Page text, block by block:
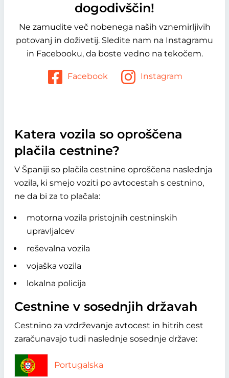
dogodivščin!
Ne zamudite več nobenega naših vznemirljivih
potovanj in doživetij. Sledite nam na Instagramu
in Facebooku, da boste vedno na tekočem.
Facebook Instagram
Katera vozila so oproščena
plačila cestnine?
V Španiji so plačila cestnine oproščena naslednja
vozila, ki smejo voziti po avtocestah s cestnino,
ne da bi za to plačala:
motorna vozila pristojnih cestninskih
upravljalcev
reševalna vozila
vojaška vozila
lokalna policija
Cestnine v sosednjih državah
Cestnino za vzdrževanje avtocest in hitrih cest
zaračunavajo tudi naslednje sosednje države:
Portugalska